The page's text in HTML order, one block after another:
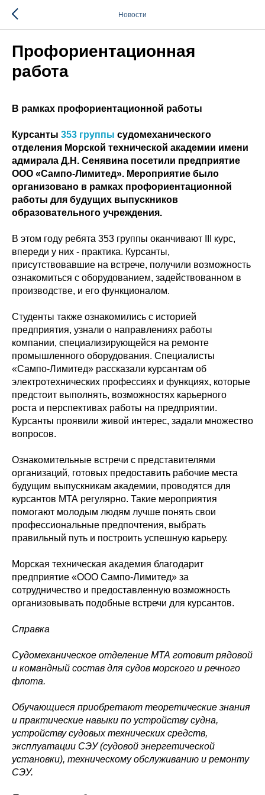
Новости
Профориентационная
работа
В рамках профориентационной работы
Курсанты 353 группы судомеханического
отделения Морской технической академии имени
адмирала Д.Н. Сенявина посетили предприятие
ООО «Сампо-Лимитед». Мероприятие было
организовано в рамках профориентационной
работы для будущих выпускников
образовательного учреждения.
В этом году ребята 353 группы оканчивают III курс,
впереди у них - практика. Курсанты,
присутствовавшие на встрече, получили возможность
ознакомиться с оборудованием, задействованном в
производстве, и его функционалом.
Студенты также ознакомились с историей
предприятия, узнали о направлениях работы
компании, специализирующейся на ремонте
промышленного оборудования. Специалисты
«Сампо-Лимитед» рассказали курсантам об
электротехнических профессиях и функциях, которые
предстоит выполнять, возможностях карьерного
роста и перспективах работы на предприятии.
Курсанты проявили живой интерес, задали множество
вопросов.
Ознакомительные встречи с представителями
организаций, готовых предоставить рабочие места
будущим выпускникам академии, проводятся для
курсантов МТА регулярно. Такие мероприятия
помогают молодым людям лучше понять свои
профессиональные предпочтения, выбрать
правильный путь и построить успешную карьеру.
Морская техническая академия благодарит
предприятие «ООО Сампо-Лимитед» за
сотрудничество и предоставленную возможность
организовывать подобные встречи для курсантов.
Справка
Судомеханическое отделение МТА готовит рядовой
и командный состав для судов морского и речного
флота.
Обучающиеся приобретают теоретические знания
и практические навыки по устройству судна,
устройству судовых технических средств,
эксплуатации СЭУ (судовой энергетической
установки), техническому обслуживанию и ремонту
СЭУ.